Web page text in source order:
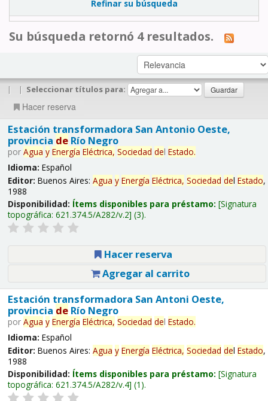
Refinar su búsqueda
Su búsqueda retornó 4 resultados.
| | Seleccionar títulos para:
Hacer reserva
Estación transformadora San Antonio Oeste,
provincia deRío Negro
por Agua y Energía Eléctrica, Sociedad del Estado.
Idioma: Español
Editor: Buenos Aires: Agua y Energía Eléctrica, Sociedad del Estado,
1988
Disponibilidad: Ítems disponibles para préstamo: Signatura
topográfica: 621.374.5/A282/v.2 (3).
Hacer reserva
Agregar al carrito
Estación transformadora San Antoni Oeste,
provincia deRío Negro
por Agua y Energía Eléctrica, Sociedad del Estado.
Idioma: Español
Editor: Buenos Aires: Agua y Energía Eléctrica, Sociedad del Estado,
1988
Disponibilidad: Ítems disponibles para préstamo: Signatura
topográfica: 621.374.5/A282/v.4 (1).